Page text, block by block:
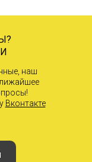
наш
Вконтакте